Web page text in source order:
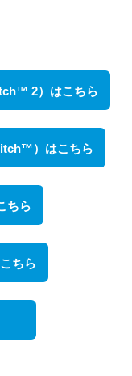
2）はこちら
）はこちら
ちら
ちら